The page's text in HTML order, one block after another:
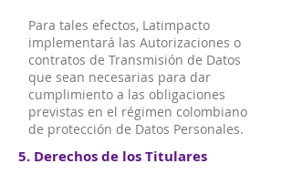
Para tales efectos, Latimpacto
implementará las Autorizaciones o
contratos de Transmisión de Datos
que sean necesarias para dar
cumplimiento a las obligaciones
previstas en el régimen colombiano
de protección de Datos Personales.
5. Derechos de los Titulares